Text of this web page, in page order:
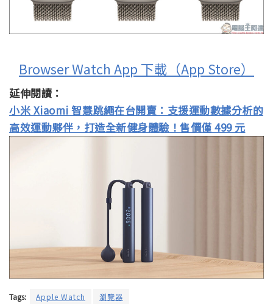
Browser Watch App 下載（App Store）
延伸閱讀：
小米 Xiaomi 智慧跳繩在台開賣：支援運動數據分析的
高效運動夥伴，打造全新健身體驗！售價僅 499 元
Tags: Apple Watch 瀏覽器